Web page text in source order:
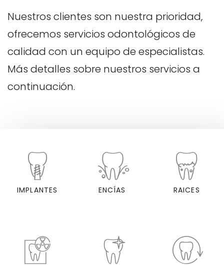
Nuestros clientes son nuestra prioridad,
ofrecemos servicios odontológicos de
calidad con un equipo de especialistas.
Más detalles sobre nuestros servicios a
continuación.
IMPLANTES ENCÍAS RAICES